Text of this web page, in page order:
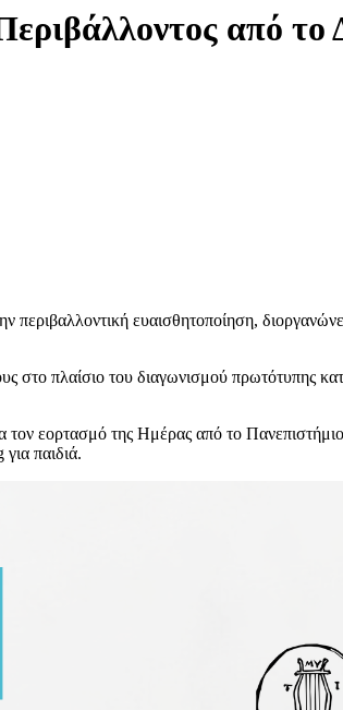
από το
ευαισθητοποίηση,
στο πλαίσιο του διαγωνισμού πρωτότυπης
εορτασμό της Ημέρας από το Πανεπιστήμιο
παιδιά.